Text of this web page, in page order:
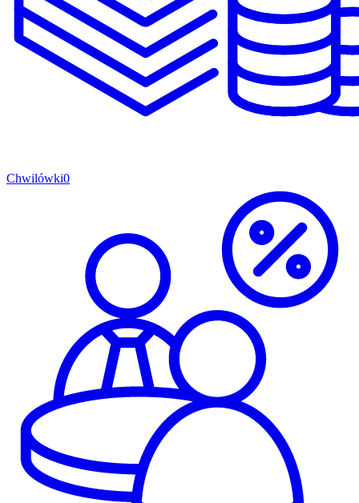
Chwilówki0